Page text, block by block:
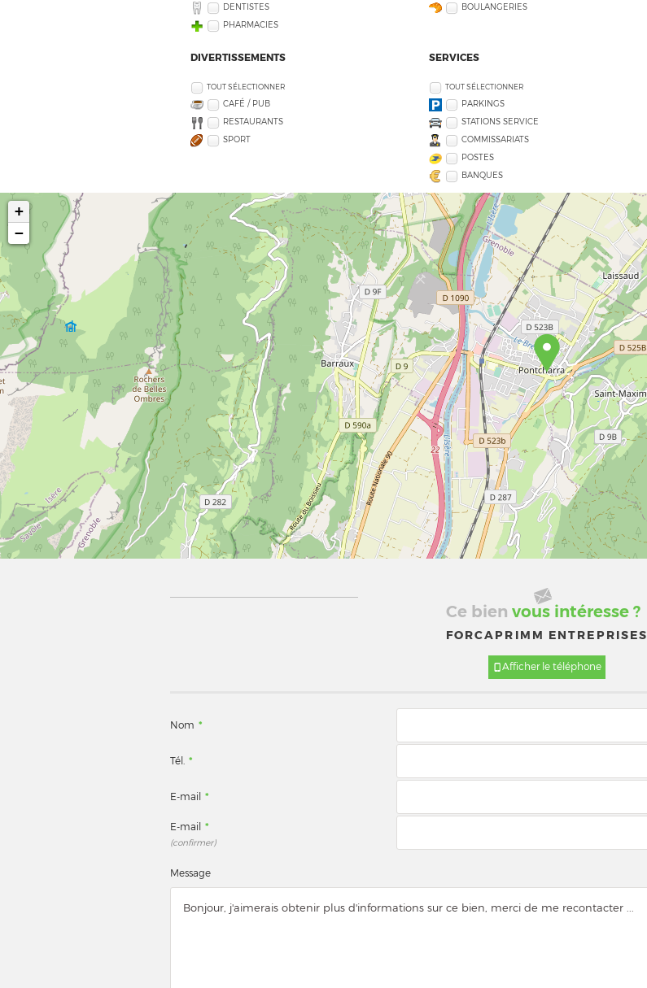
DENTISTES
PHARMACIES
BOULANGERIES
DIVERTISSEMENTS
TOUT SÉLECTIONNER
CAFÉ / PUB
RESTAURANTS
SPORT
SERVICES
TOUT SÉLECTIONNER
PARKINGS
STATIONS SERVICE
COMMISSARIATS
POSTES
BANQUES
+
−
Ce bien vous intéresse ?
FORCAPRIMM ENTREPRISES
Afficher le téléphone
Nom *
Tél. *
E-mail *
E-mail *
(confirmer)
Message